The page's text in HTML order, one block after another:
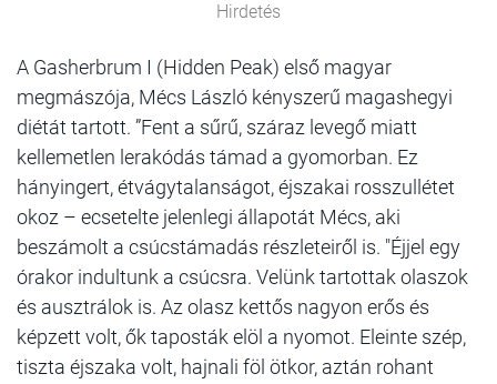
Hirdetés
A Gasherbrum I (Hidden Peak) első magyar
megmászója, Mécs László kényszerű magashegyi
diétát tartott. ”Fent a sűrű, száraz levegő miatt
kellemetlen lerakódás támad a gyomorban. Ez
hányingert, étvágytalanságot, éjszakai rosszullétet
okoz – ecsetelte jelenlegi állapotát Mécs, aki
beszámolt a csúcstámadás részleteiről is. "Éjjel egy
órakor indultunk a csúcsra. Velünk tartottak olaszok
és ausztrálok is. Az olasz kettős nagyon erős és
képzett volt, ők taposták elöl a nyomot. Eleinte szép,
tiszta éjszaka volt, hajnali föl ötkor, aztán rohant